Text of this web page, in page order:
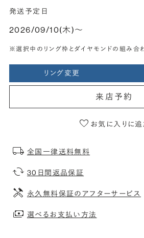
発送予定日
2026/09/10(木)〜
※選択中のリング枠とダイヤモンドの組み合
リング変更
来店予約
お気に入りに追
全国一律送料無料
30日間返品保証
永久無料保証のアフターサービス
選べるお支払い方法